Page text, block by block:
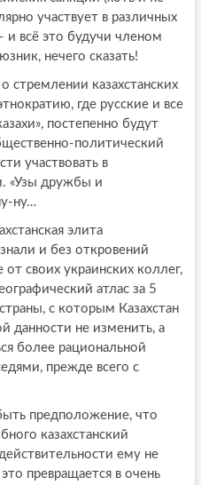
участвует в различных
всё это будучи членом
нечего сказать!
казахстанских
где русские и все
постепенно будут
политический
участвовать в
«Узы дружбы и
ну…
элита
и без откровений
своих украинских коллег,
атлас за 5
с которым Казахстан
данности не изменить, а
более рациональной
прежде всего с
предположение, что
казахстанский
ему не
превращается в очень